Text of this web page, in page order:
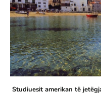
Studiuesit amerikan të